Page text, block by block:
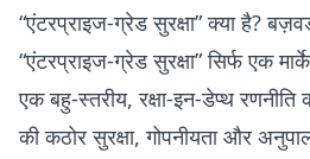
“एंटरप्राइज-ग्रेड सुरक्षा” क्या है?
“एंटरप्राइज-ग्रेड सुरक्षा” सिर्फ एक
एक बहु-स्तरीय, रक्षा-इन-डेप्थ रणनीति
की कठोर सुरक्षा, गोपनीयता और